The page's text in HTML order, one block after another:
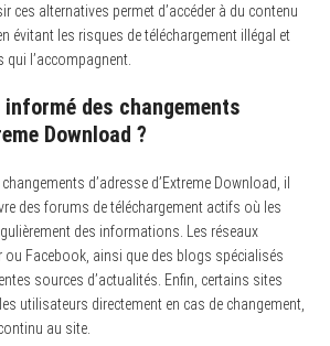
ces alternatives permet d’accéder à du contenu
évitant les risques de téléchargement illégal et
qui l’accompagnent.
des changements
Download ?
d’adresse d’Extreme Download, il
des forums de téléchargement actifs où les
des informations. Les réseaux
ou Facebook, ainsi que des blogs spécialisés
sources d’actualités. Enfin, certains sites
utilisateurs directement en cas de changement,
au site.